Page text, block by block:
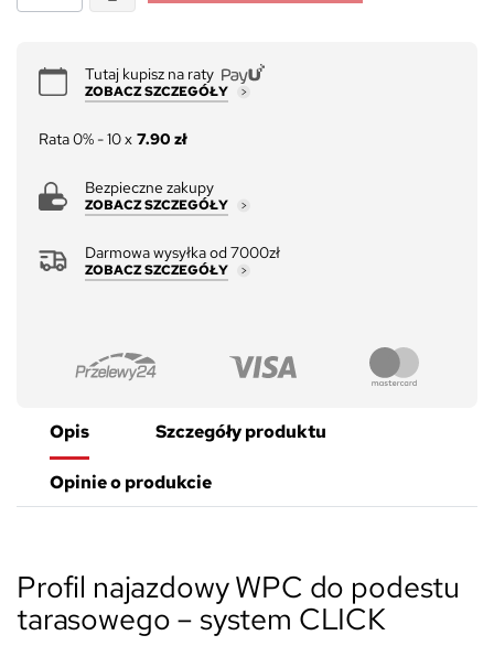
Tutaj kupisz na raty
ZOBACZ SZCZEGÓŁY
Rata 0% - 10 x 7.90 zł
Bezpieczne zakupy
ZOBACZ SZCZEGÓŁY
Darmowa wysyłka od 7000zł
ZOBACZ SZCZEGÓŁY
Opis Szczegóły produktu
Opinie o produkcie
Profil najazdowy WPC do podestu
tarasowego – system CLICK